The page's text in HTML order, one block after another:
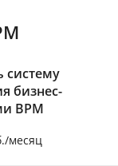
систему
бизнес-
BPM
месяц